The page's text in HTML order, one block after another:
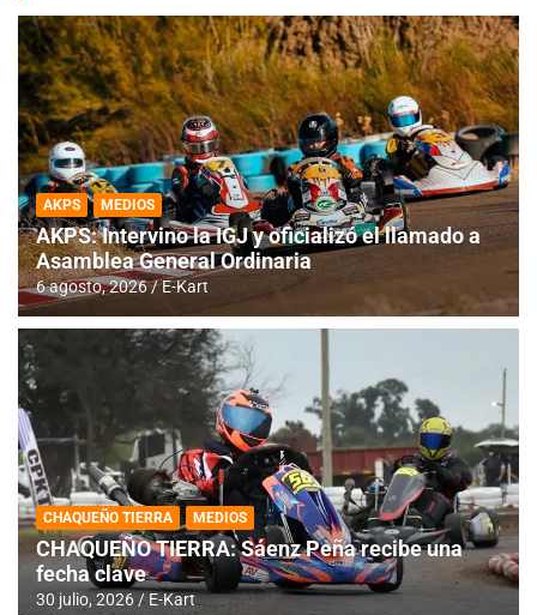
AKPS MEDIOS
AKPS: Intervino la IGJ y oficializó el llamado a
Asamblea General Ordinaria
6 agosto, 2026 E-Kart
CHAQUEÑO TIERRA MEDIOS
CHAQUEÑO TIERRA: Sáenz Peña recibe una
fecha clave
30 julio, 2026 E-Kart